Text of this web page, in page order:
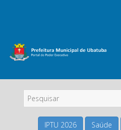
IPTU 2026 Saúde